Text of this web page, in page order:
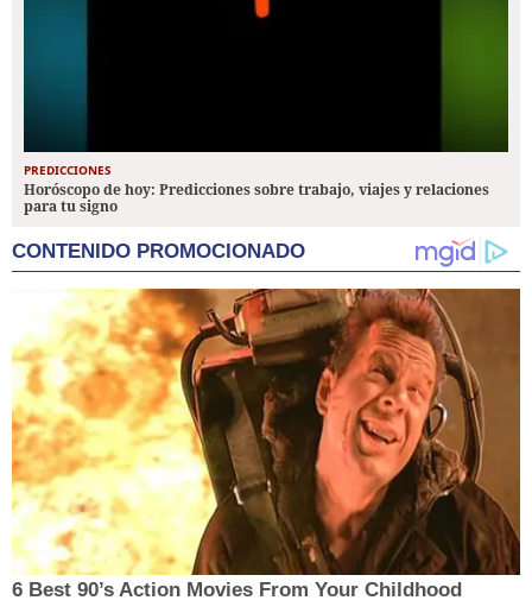
PREDICCIONES
Horóscopo de hoy: Predicciones sobre trabajo, viajes y relaciones
para tu signo
CONTENIDO PROMOCIONADO
6 Best 90’s Action Movies From Your Childhood